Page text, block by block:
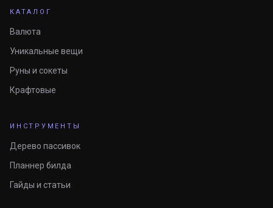
КАТАЛОГ
Валюта
Уникальные вещи
Руны и сокеты
Крафтовые
ИНСТРУМЕНТЫ
Дерево пассивок
Планнер билда
Гайды и статьи